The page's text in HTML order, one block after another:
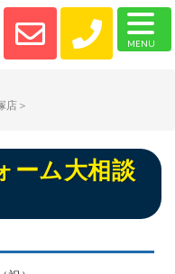
店＞
ーム大相談